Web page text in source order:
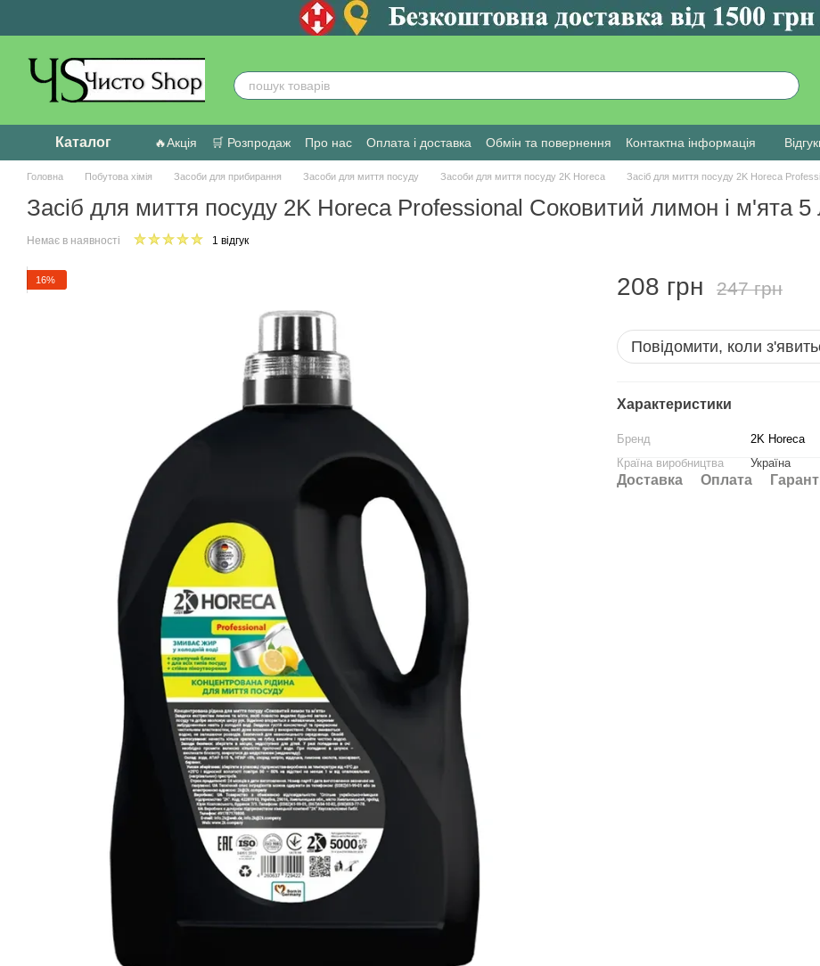
Каталог 🔥Акція 🛒 Розпродаж Про нас Оплата і доставка Обмін та повернення Контактна інформація
Головна Побутова хімія Засоби для прибирання Засоби для миття посуду Засоби для миття посуду 2K Horeca Засіб для миття посуду 2K Horeca
Засіб для миття посуду 2K Horeca Professional Соковитий лимон і м'ята 5
Немає в наявності 1 відгук
16% 208 грн 247 грн
Повідомити, коли
Характеристики
Бренд
2K Horeca
Країна виробництва
Україна
Доставка Оплата